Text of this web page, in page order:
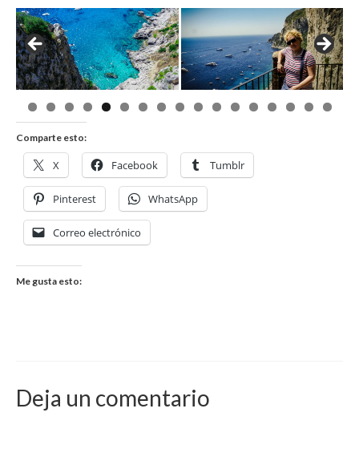
Comparte esto:
X Facebook Tumblr
Pinterest WhatsApp
Correo electrónico
Me gusta esto:
Deja un comentario